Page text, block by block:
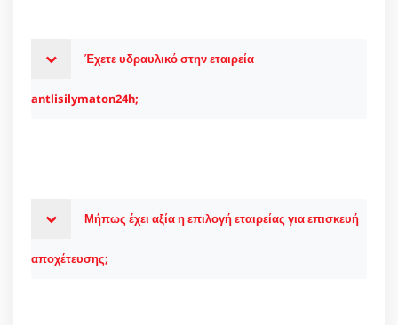
Έχετε υδραυλικό στην εταιρεία
antlisilymaton24h;
Μήπως έχει αξία η επιλογή εταιρείας για επισκευή
αποχέτευσης;